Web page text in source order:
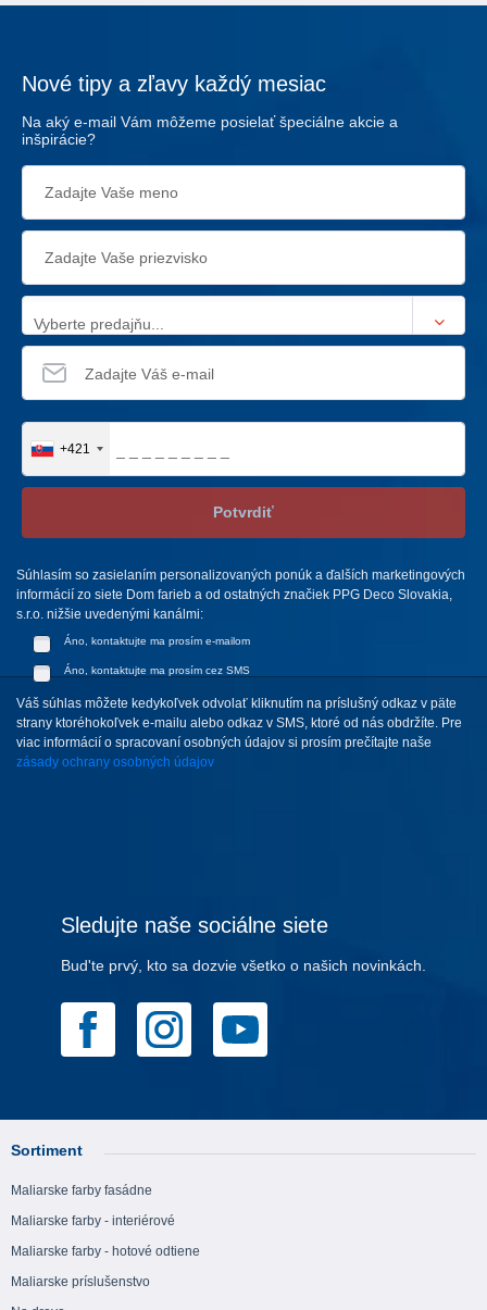
Nové tipy a zľavy každý mesiac
Na aký e-mail Vám môžeme posielať špeciálne akcie a
inšpirácie?
Vyberte predajňu...
+421
Potvrdiť
Súhlasím so zasielaním personalizovaných ponúk a ďalších marketingových
informácií zo siete Dom farieb a od ostatných značiek PPG Deco Slovakia,
s.r.o. nižšie uvedenými kanálmi:
Áno, kontaktujte ma prosím e-mailom
Áno, kontaktujte ma prosím cez SMS
Váš súhlas môžete kedykoľvek odvolať kliknutím na príslušný odkaz v päte
strany ktoréhokoľvek e-mailu alebo odkaz v SMS, ktoré od nás obdržíte. Pre
viac informácií o spracovaní osobných údajov si prosím prečítajte naše
zásady ochrany osobných údajov
Sledujte naše sociálne siete
Bud'te prvý, kto sa dozvie všetko o našich novinkách.
Sortiment
Maliarske farby fasádne
Maliarske farby - interiérové
Maliarske farby - hotové odtiene
Maliarske príslušenstvo